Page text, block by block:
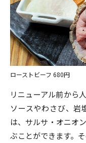
ローストビーフ 680円
リニューアル前から
ソースやわさび、岩
は、サルサ・オニオ
ぶことができます。